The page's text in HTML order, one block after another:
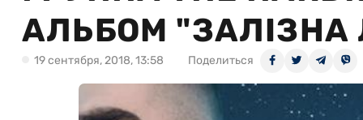
АЛЬБОМ "ЗАЛІЗНА
19 сентября, 2018, 13:58 Поделиться